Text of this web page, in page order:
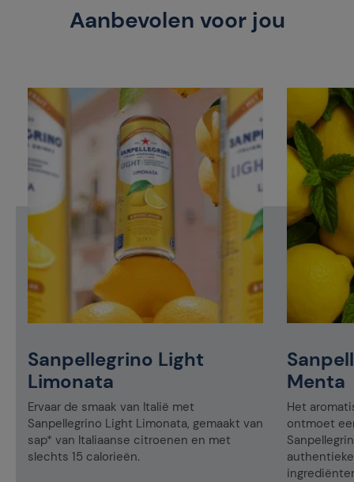
Aanbevolen voor jou
Sanpellegrino Light
Limonata
Ervaar de smaak van Italië met
Sanpellegrino Light Limonata, gemaakt van
sap* van Italiaanse citroenen en met
slechts 15 calorieën.
Menta
Het
ontmoet